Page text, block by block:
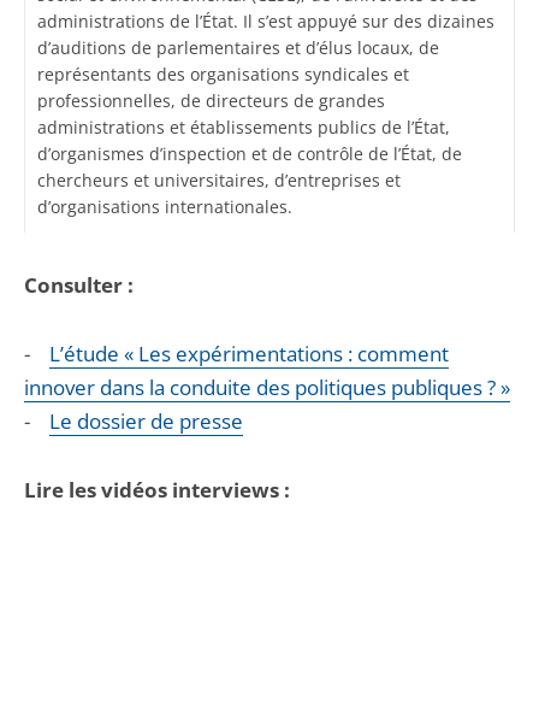
administrations de l’État. Il s’est appuyé sur des dizaines
d’auditions de parlementaires et d’élus locaux, de
représentants des organisations syndicales et
professionnelles, de directeurs de grandes
administrations et établissements publics de l’État,
d’organismes d’inspection et de contrôle de l’État, de
chercheurs et universitaires, d’entreprises et
d’organisations internationales.
Consulter :
- L’étude « Les expérimentations : comment
innover dans la conduite des politiques publiques ? »
- Le dossier de presse
Lire les vidéos interviews :